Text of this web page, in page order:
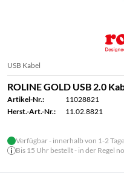
USB Kabel
ROLINE GOLD USB 2.0
Artikel-Nr.:
11028821
Herst.-Art.-Nr.:
11.02.8821
Verfügbar - innerhalb von 1-2
Bis 15 Uhr bestellt - in der Regel